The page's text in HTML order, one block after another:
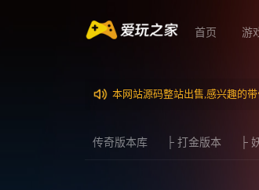
首页 游
本网站源码整站出售,感兴趣的
传奇版本库 ├ 打金版本 ├